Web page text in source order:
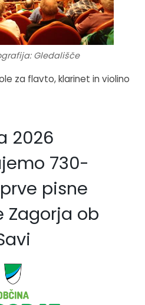
Gledališče
za flavto, klarinet in violino
2026
730-
pisne
Zagorja ob
redarstvo
značaja